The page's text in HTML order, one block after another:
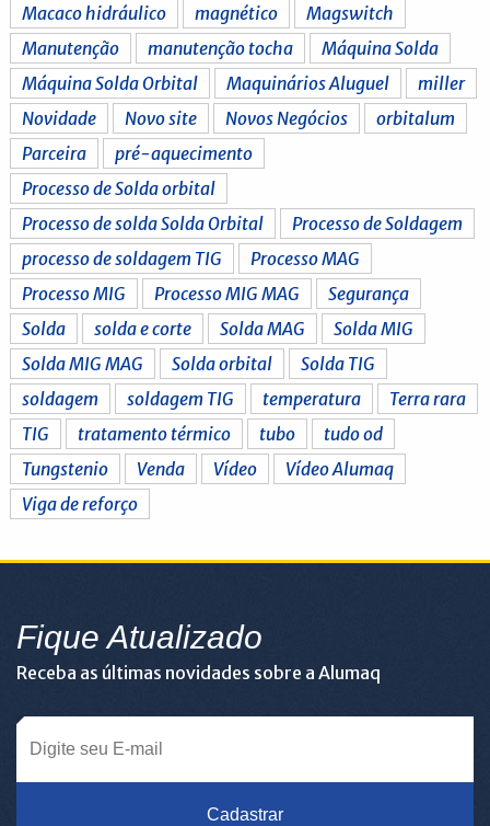
Macaco hidráulico
magnético
Magswitch
Manutenção
manutenção tocha
Máquina Solda
Máquina Solda Orbital
Maquinários Aluguel
miller
Novidade
Novo site Novos Negócios
orbitalum
Parceira
pré-aquecimento
Processo de Solda orbital
Processo de solda Solda Orbital
Processo de Soldagem
processo de soldagem TIG
Processo MAG
Processo MIG
Processo MIG MAG
Segurança
Solda
solda e corte Solda MAG
Solda MIG
Solda MIG MAG
Solda orbital
Solda TIG
soldagem
soldagem TIG temperatura
Terra rara
TIG
tratamento térmico tubo
tudo od
Tungstenio
Venda Vídeo
Vídeo Alumaq
Viga de reforço
Fique Atualizado
Receba as últimas novidades sobre a Alumaq
Cadastrar